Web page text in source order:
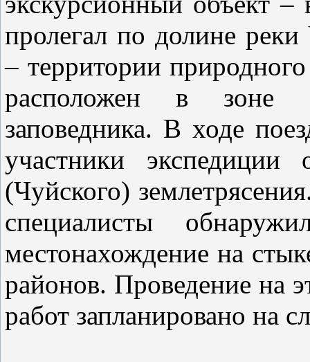
пролегал по долине
– территории
расположен в зоне
заповедника. В ходе
участники экспедиции
(Чуйского)
специалисты
местонахождение на
районов. Проведение на
работ запланировано на